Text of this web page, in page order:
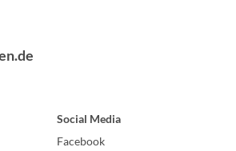
Social Media
Facebook